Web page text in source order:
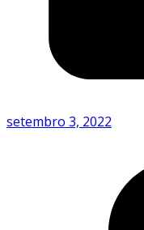
setembro 3, 2022